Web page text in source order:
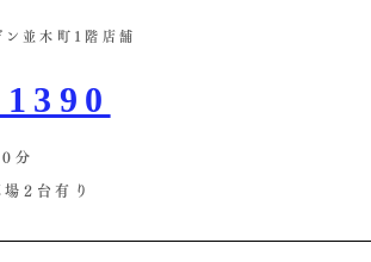
並木町1階店舗​
分
2台有り